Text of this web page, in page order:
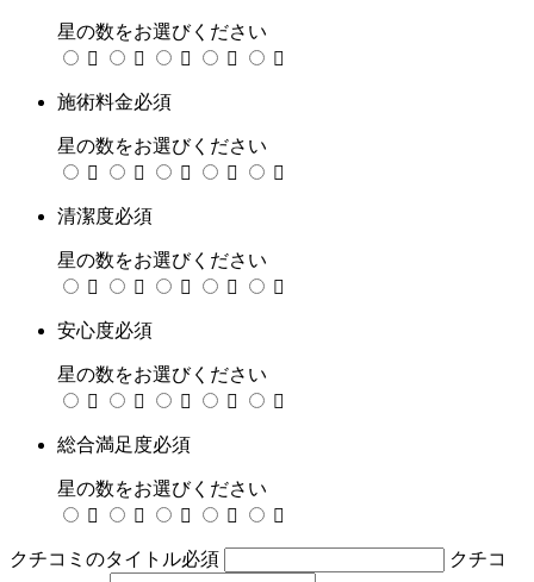
星の数をお選びください

   
施術料金必須
星の数をお選びください

   
清潔度必須
星の数をお選びください

   
安心度必須
星の数をお選びください

   
総合満足度必須
星の数をお選びください

   
クチコミのタイトル必須 クチコ